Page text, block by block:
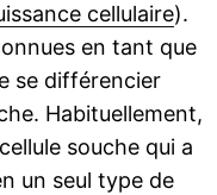
cellulaire).
en tant que
se différencier
Habituellement,
souche qui a
un seul type de